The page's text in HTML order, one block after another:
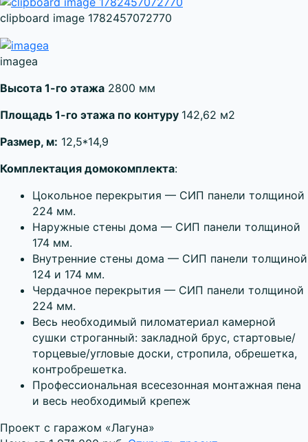
clipboard image 1782457072770
imageа
Высота 1-го этажа 2800 мм
Площадь 1-го этажа по контуру 142,62 м2
Размер, м: 12,5*14,9
Комплектация домокомплекта:
Цокольное перекрытия — СИП панели толщиной
224 мм.
Наружные стены дома — СИП панели толщиной
174 мм.
Внутренние стены дома — СИП панели толщиной
124 и 174 мм.
Чердачное перекрытия — СИП панели толщиной
224 мм.
Весь необходимый пиломатериал камерной
сушки строганный: закладной брус, стартовые/
торцевые/угловые доски, стропила, обрешетка,
контробрешетка.
Профессиональная всесезонная монтажная пена
и весь необходимый крепеж
Проект с гаражом «Лагуна»